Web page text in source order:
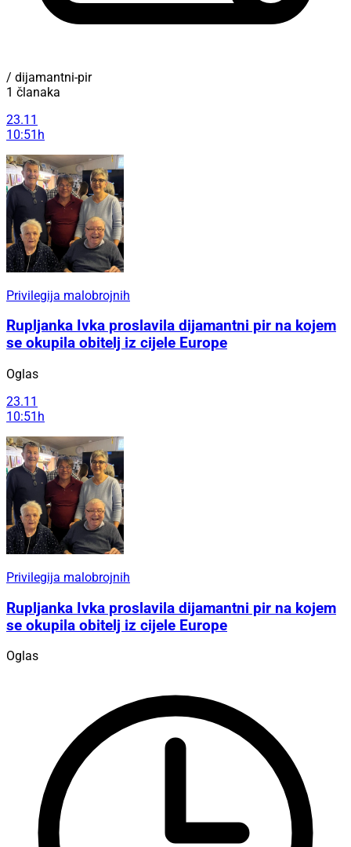
/ dijamantni-pir
1 članaka
23.11
10:51h
Privilegija malobrojnih
Rupljanka Ivka proslavila dijamantni pir na kojem
se okupila obitelj iz cijele Europe
Oglas
23.11
10:51h
Privilegija malobrojnih
Rupljanka Ivka proslavila dijamantni pir na kojem
se okupila obitelj iz cijele Europe
Oglas